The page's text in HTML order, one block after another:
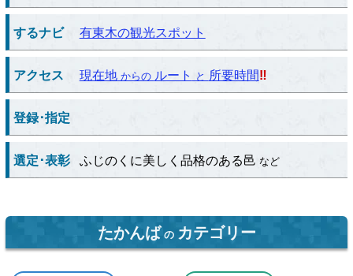
するナビ 有東木の観光スポット
アクセス 現在地からの ルート と 所要時間‼
登録･指定
選定･表彰 ふじのくに美しく品格のある邑 など
たかんば の カテゴリー